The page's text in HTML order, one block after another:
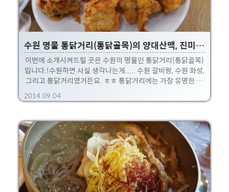
수원 명물 통닭거리(통닭골목)의 양대산맥, 진미통닭과 용성통닭 방문!
이번에 소개시켜드릴 곳은 수원의 명물인 통닭거리(통닭골목)
입니다.!수원하면 사실 생각나는게..... 수원 갈비랑, 수원 화성,
그리고 통닭거리였거든요. ㅎㅎ 통닭거리에는 가장 유명한 곳
으로 용성통닭과 진미통닭이 있는데요, 이 두군데를 다녀왔습
니다.용성통닭은 가게에서 먹었고, 진미통닭은 포장해와서 집
차서 기다려 먹을 정도로 인기있는 곳입니다.진짜 낮부터 사람
들이 가득찬 곳은 정말 처음이네요. 기사들을 조금 검색해보니,
생생정보통에서 2013년 9월 25일에 이곳 통닭거리에 대해서
취재를 왔더군요.원래도 유명했지만 이후 더 유명해진 것 같네
요.기사링크 :
http://www.etoday.co.kr/news/section/newsview.ph..
2014.09.04